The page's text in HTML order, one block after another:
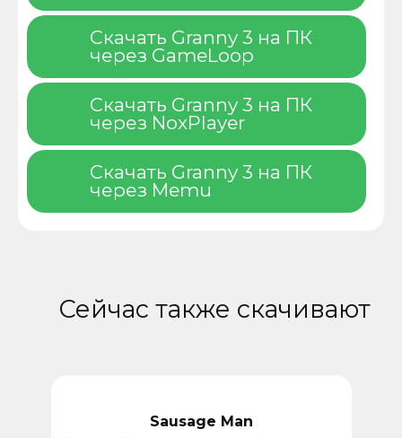
Скачать Granny 3 на ПК
через GameLoop
Скачать Granny 3 на ПК
через NoxPlayer
Скачать Granny 3 на ПК
через Memu
Сейчас также скачивают
Sausage Man